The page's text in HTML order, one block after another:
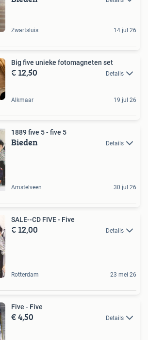
Zwartsluis 14 jul 26
Big five unieke fotomagneten set
€ 12,50 Details
Alkmaar 19 jul 26
1889 five 5 - five 5
Bieden Details
Amstelveen 30 jul 26
SALE--CD FIVE - Five
€ 12,00 Details
Rotterdam 23 mei 26
Five - Five
€ 4,50 Details